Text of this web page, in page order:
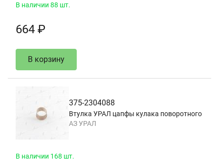
В наличии 88 шт.
664 ₽
В корзину
375-2304088
Втулка УРАЛ цапфы кулака поворотного
АЗ УРАЛ
В наличии 168 шт.